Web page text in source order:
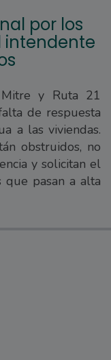
por los
intendente
y Ruta 21
de respuesta
a las viviendas.
obstruidos, no
y solicitan el
pasan a alta